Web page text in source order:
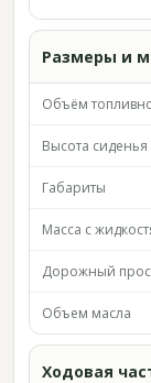
Размеры и
Объём
Высота сиденья
Габариты
Масса с
Дорожный
Объем масла
Ходовая